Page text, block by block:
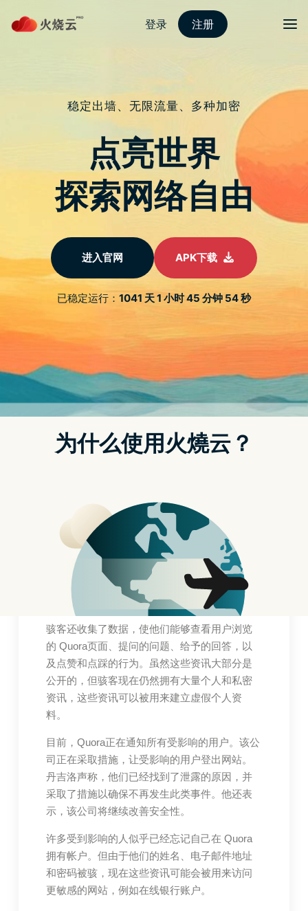
夜煞云下载
目录 Search
Quora被黑：1亿用户信
息泄露 – Hotspot
Shield VPN
23/10/2024 夜煞云下载技术协会
首页 动态
匿名与隐私
似乎每天都有，而最新的事件是关于问答网站
（AdamD’Angelo）宣布，该公司发现了一次骇
客攻击，影响了多达一亿用户。根据丹吉洛的
部落格发文，被访问的资料包括用户的姓名、
电子邮件地址和密码。甚至连与社交媒体账户
（如Twitter和Facebook）连结的用户的资料也
被偷走。
骇客还收集了数据，使他们能够查看用户浏览
的 Quora页面、提问的问题、给予的回答，以
及点赞和点踩的行为。虽然这些资讯大部分是
公开的，但骇客现在仍然拥有大量个人和私密
资讯，这些资讯可以被用来建立虚假个人资
料。
目前，Quora正在通知所有受影响的用户。该公
司正在采取措施，让受影响的用户登出网站。
丹吉洛声称，他们已经找到了泄露的原因，并
采取了措施以确保不再发生此类事件。他还表
示，该公司将继续改善安全性。
许多受到影响的人似乎已经忘记自己在 Quora
拥有帐户。但由于他们的姓名、电子邮件地址
和密码被骇，现在这些资讯可能会被用来访问
更敏感的网站，例如在线银行账户。